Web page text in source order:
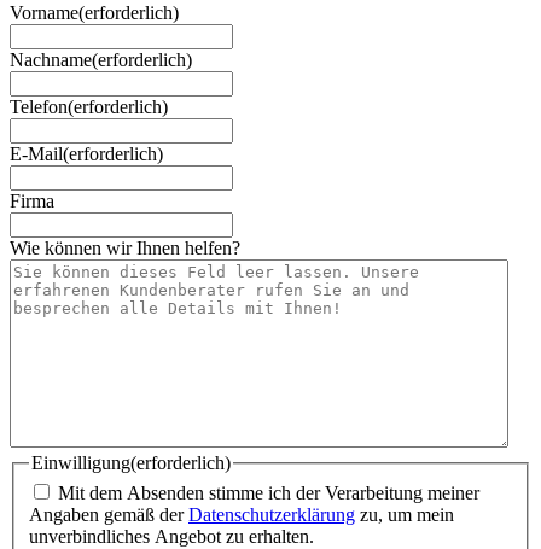
Vorname(erforderlich)
Nachname(erforderlich)
Telefon(erforderlich)
E-Mail(erforderlich)
Firma
Wie können wir Ihnen helfen?
Einwilligung(erforderlich)
Mit dem Absenden stimme ich der Verarbeitung meiner
Angaben gemäß derDatenschutzerklärung zu, um mein
unverbindliches Angebot zu erhalten.